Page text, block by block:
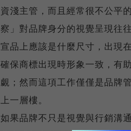
資淺主管，而且經常很不公平
察」對品牌身分的視覺呈現往
宣品上應該是什麼尺寸，出現
確保商標出現時形象一致，有
覷；然而這項工作僅僅是品牌
上一層樓。
如果品牌不只是視覺與行銷溝